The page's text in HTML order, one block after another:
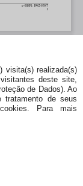
visita(s) realizada(s)
deste site,
de Dados). Ao
de seus
Para mais